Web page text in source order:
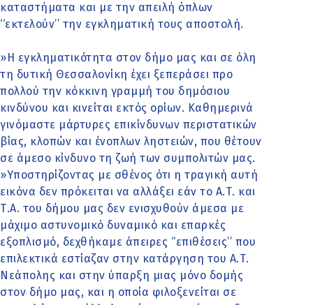
καταστήματα και με την απειλή όπλων
‘‘εκτελούν’’ την εγκληματική τους αποστολή.
»Η εγκληματικότητα στον δήμο μας και σε όλη
τη δυτική Θεσσαλονίκη έχει ξεπεράσει προ
πολλού την κόκκινη γραμμή του δημόσιου
κινδύνου και κινείται εκτός ορίων. Καθημερινά
γινόμαστε μάρτυρες επικίνδυνων περιστατικών
βίας, κλοπών και ένοπλων ληστειών, που θέτουν
σε άμεσο κίνδυνο τη ζωή των συμπολιτών μας.
»Υποστηρίζοντας με σθένος ότι η τραγική αυτή
εικόνα δεν πρόκειται να αλλάξει εάν το Α.Τ. και
Τ.Α. του δήμου μας δεν ενισχυθούν άμεσα με
μάχιμο αστυνομικό δυναμικό και επαρκές
εξοπλισμό, δεχθήκαμε άπειρες ‘‘επιθέσεις’’ που
επιλεκτικά εστίαζαν στην κατάργηση του Α.Τ.
Νεάπολης και στην ύπαρξη μιας μόνο δομής
στον δήμο μας, και η οποία φιλοξενείται σε